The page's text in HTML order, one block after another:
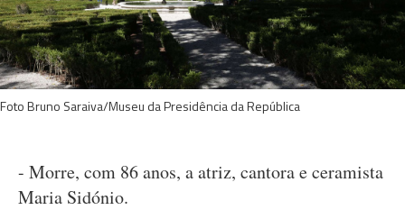
Foto Bruno Saraiva/Museu da Presidência da República
- Morre, com 86 anos, a atriz, cantora e ceramista
Maria Sidónio.